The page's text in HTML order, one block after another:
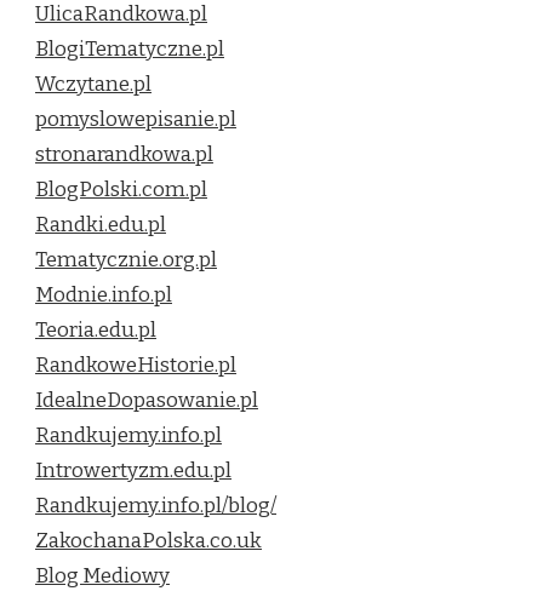
UlicaRandkowa.pl
BlogiTematyczne.pl
Wczytane.pl
pomyslowepisanie.pl
stronarandkowa.pl
BlogPolski.com.pl
Randki.edu.pl
Tematycznie.org.pl
Modnie.info.pl
Teoria.edu.pl
RandkoweHistorie.pl
IdealneDopasowanie.pl
Randkujemy.info.pl
Introwertyzm.edu.pl
Randkujemy.info.pl/blog/
ZakochanaPolska.co.uk
Blog Mediowy